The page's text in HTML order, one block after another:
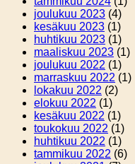
joulukuu 2023 (4)
kesäkuu 2023 (1)
huhtikuu 2023 (1)
maaliskuu 2023 (1)
joulukuu 2022 (1)
marraskuu 2022 (1)
lokakuu 2022 (2)
elokuu 2022 (1)
kesäkuu 2022 (1)
toukokuu 2022 (1)
huhtikuu 2022 (1)
tammikuu 2022 (6)